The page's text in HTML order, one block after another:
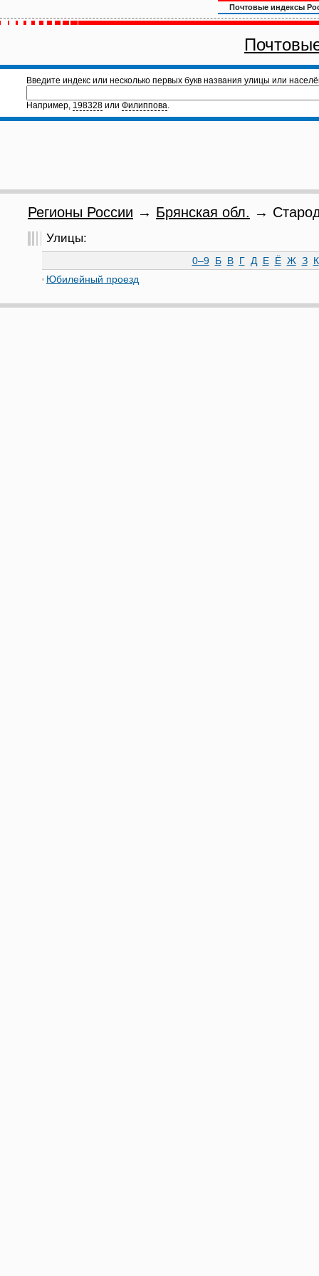
Почтовые индексы
Введите индекс или несколько первых букв названия улицы или
Например, 198328 или Филиппова.
Регионы России → Брянская обл. →
Улицы:
0–9 Б В Г Д Е Ё Ж З К
Юбилейный проезд